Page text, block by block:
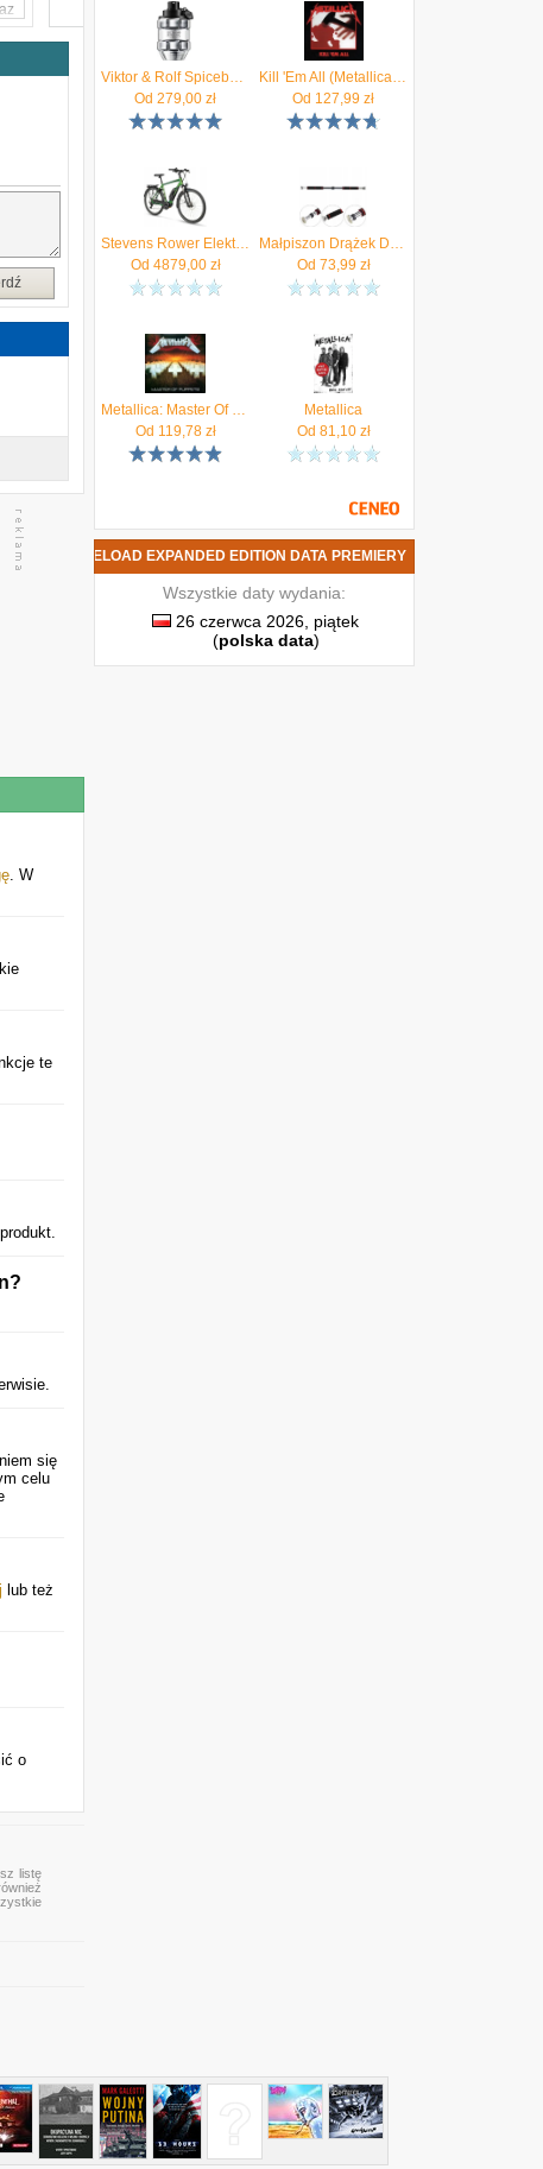
. W
te
się
celu
lub też
o
listę
Viktor & Rolf Spicebomb Metallic Musk woda perfumowana 90ml - TESTER
Od 279,00 zł
Kill 'Em All (Metallica) (Winyl)
Od 127,99 zł
Stevens Rower Elektryczny Atb E-Bormio Gent 23 Rozm.58 Metallic Steps 504Wh
Od 4879,00zł
Małpiszon Drążek Do Podciągania X-Sport Metallic 100-150cm
Od 73,99 zł
Metallica: Master Of Puppets (Remastered) [Winyl]
Od 119,78zł
Metallica
Od 81,10zł
- RELOAD EXPANDED EDITION DATA PREMIERY
Wszystkie daty wydania:
26 czerwca 2026, piątek
(polska data)